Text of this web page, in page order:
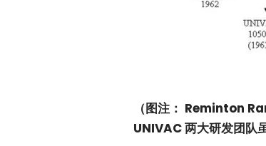
（图注： Reminton
UNIVAC 两大研发团队